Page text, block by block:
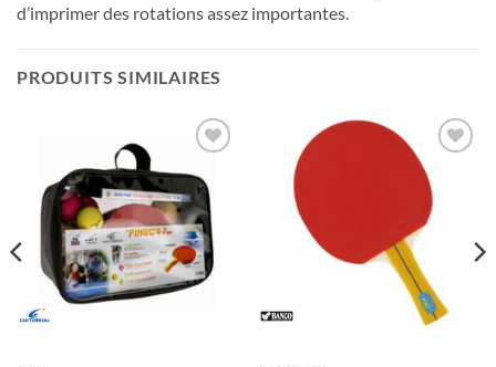
d’imprimer des rotations assez importantes.
PRODUITS SIMILAIRES
aux
souhaits
Ajouter
souhaits